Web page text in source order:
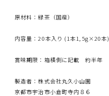
原材料：緑茶（国産）
内容量：20本入り (1本1,5g×20本)
賞味期限：箱横側に記載 約半年
製造者：株式会社丸久小山園
京都市宇治市小倉町寺内８６